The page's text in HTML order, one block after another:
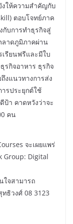
ให้ความสำคัญกับ
ตอบโจทย์ภาค
กับการทำธุรกิจสู่
ลาดภูมิภาคผ่าน
รียนฟรีและมีใบ
รกิจอาหาร ธุรกิจ
งแนวทางการส่ง
รประยุกต์ใช้
ป้า คาดหวังว่าจะ
คน
จะเผยแพร่
Group: Digital
ใจสามารถ
ธิวงศ์ 08 3123